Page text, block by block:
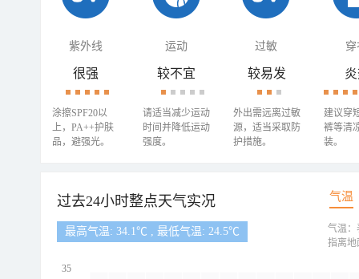
紫外线 运动 过敏 穿
很强
涂擦SPF20以
上，PA++护肤
品，避强光。
较不宜
请适当减少运动
时间并降低运动
强度。
较易发
外出需远离过敏
源，适当采取防
护措施。
建议穿
裤等清
装。
过去24小时整点天气实况 气温
最高气温: 34.1℃ , 最低气温: 24.5℃
35
气温：
指离地